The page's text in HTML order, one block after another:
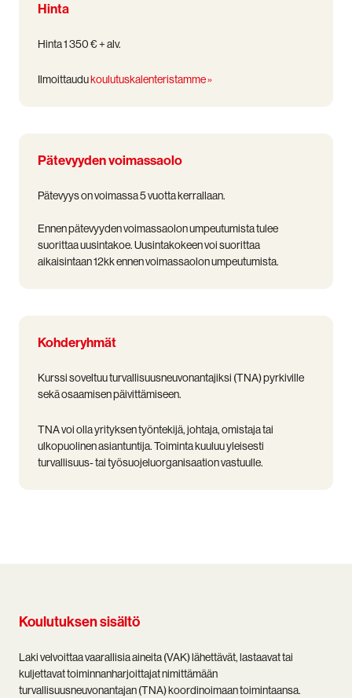
Hinta
Hinta 1 350 € + alv.
Ilmoittaudukoulutuskalenteristamme »
Pätevyyden voimassaolo
Pätevyys on voimassa 5 vuotta kerrallaan.
Ennen pätevyyden voimassaolon umpeutumista tulee
suorittaa uusintakoe. Uusintakokeen voi suorittaa
aikaisintaan 12kk ennen voimassaolon umpeutumista.
Kohderyhmät
Kurssi soveltuu turvallisuusneuvonantajiksi (TNA) pyrkiville
sekä osaamisen päivittämiseen.
TNA voi olla yrityksen työntekijä, johtaja, omistaja tai
ulkopuolinen asiantuntija. Toiminta kuuluu yleisesti
turvallisuus- tai työsuojeluorganisaation vastuulle.
Koulutuksen sisältö
Laki velvoittaa vaarallisia aineita (VAK) lähettävät, lastaavat tai
kuljettavat toiminnanharjoittajat nimittämään
turvallisuusneuvonantajan (TNA) koordinoimaan toimintaansa.